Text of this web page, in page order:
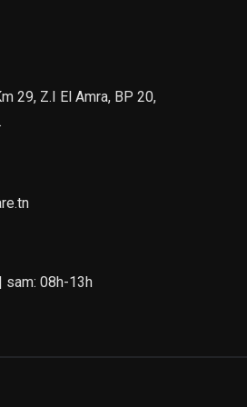
29, Z.I El Amra, BP 20,
sam: 08h-13h